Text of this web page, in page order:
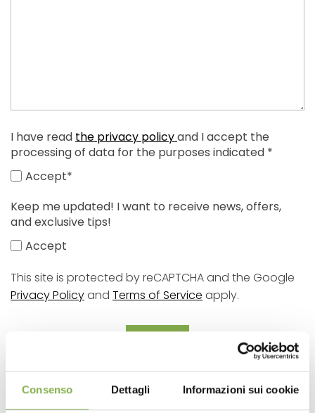
Consenso Dettagli Informazioni sui cookie
I have read the privacy policyand I accept the
processing of data for the purposes indicated *
Accept*
Keep me updated! I want to receive news, offers,
and exclusive tips!
Accept
This site is protected by reCAPTCHA and the Google
Privacy Policyand Terms of Service apply.
next:newsletter